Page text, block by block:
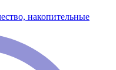
накопительные